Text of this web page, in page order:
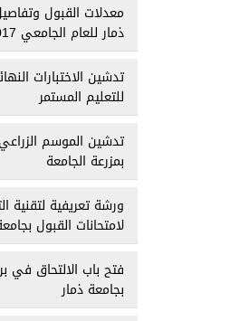
معدلات القبول
ذمار للعام الجامعي 2017/ 2018م
تدشين الاختبارات
للتعليم المستمر
تدشين الموسم
بمزرعة الجامعة
ورشة تعريفية لتقنية
لامتحانات القبول
فتح باب الالتحاق في
بجامعة ذمار